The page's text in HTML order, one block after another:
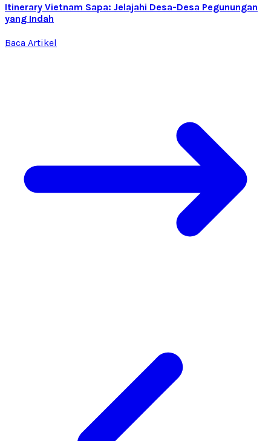
Itinerary Vietnam Sapa: Jelajahi Desa-Desa Pegunungan
yang Indah
Baca Artikel